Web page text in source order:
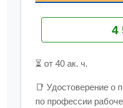
4
⏳ от 40 ак. ч.
📑 Удостоверение о
по профессии